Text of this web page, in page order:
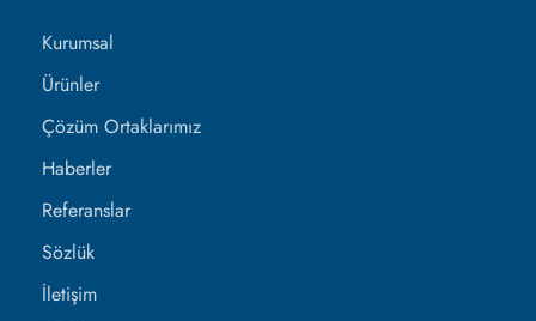
Kurumsal
Ürünler
Çözüm Ortaklarımız
Haberler
Referanslar
Sözlük
İletişim